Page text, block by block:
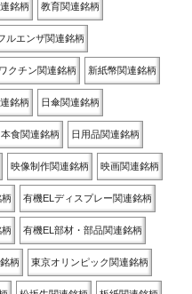
銘柄 教育関連銘柄
ルエンザ関連銘柄
クチン関連銘柄 新紙幣関連銘柄
銘柄 日傘関連銘柄
本食関連銘柄 日用品関連銘柄
映像制作関連銘柄 映画関連銘柄
柄 有機ELディスプレー関連銘柄
柄 有機EL部材・部品関連銘柄
柄 東京オリンピック関連銘柄